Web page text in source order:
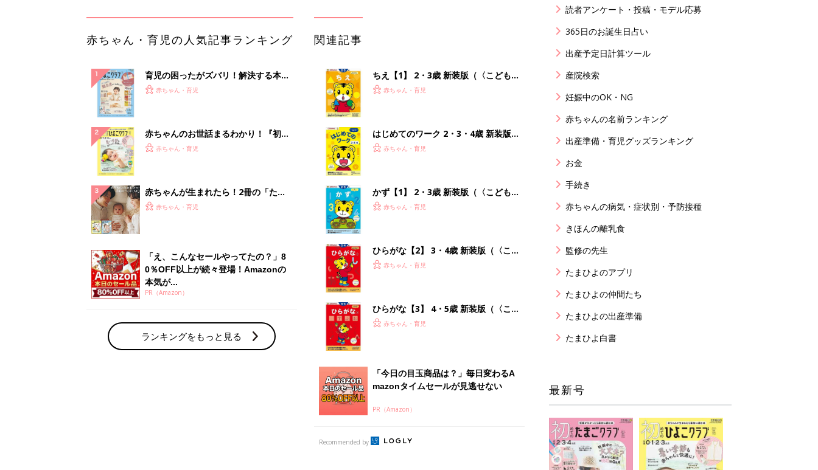
赤ちゃん・育児の人気記事ランキング
育児の困ったがズバリ！解決する本
『ひよこクラブ 秋号』 4カ月～2才
赤ちゃん・育児
赤ちゃんのお世話まるわかり！『初め
てのひよこクラブ 夏号』〈巻頭大特
赤ちゃん・育児
赤ちゃんが生まれたら！2冊の「たま
ひよ」
赤ちゃん・育児
「え、こんなセールやってたの？」8
0％OFF以上が続々登場！Amazonの
本気が...
PR（Amazon）
ランキングをもっと見る
関連記事
ちえ【1】 2・3歳 新装版（〈こども
ちゃれんじ〉のワーク）
赤ちゃん・育児
はじめてのワーク 2・3・4歳 新装版
(〈こどもちゃれんじ〉のワーク)
赤ちゃん・育児
かず【1】 2・3歳 新装版（〈こども
ちゃれんじ〉のワーク）
赤ちゃん・育児
ひらがな【2】 3・4歳 新装版（〈こ
どもちゃれんじ〉のワーク）
赤ちゃん・育児
ひらがな【3】 4・5歳 新装版（〈こ
どもちゃれんじ〉のワーク）
赤ちゃん・育児
「今日の目玉商品は？」毎日変わるA
mazonタイムセールが見逃せない
PR（Amazon）
Recommended by
読者アンケート・投稿・モデル応募
365日のお誕生日占い
出産予定日計算ツール
産院検索
妊娠中のOK・NG
赤ちゃんの名前ランキング
出産準備・育児グッズランキング
お金
手続き
赤ちゃんの病気・症状別・予防接種
きほんの離乳食
監修の先生
たまひよのアプリ
たまひよの仲間たち
たまひよの出産準備
たまひよ白書
最新号